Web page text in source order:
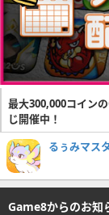
最大300,000コイン
じ開催中！
るぅみマス
Game8からのお知